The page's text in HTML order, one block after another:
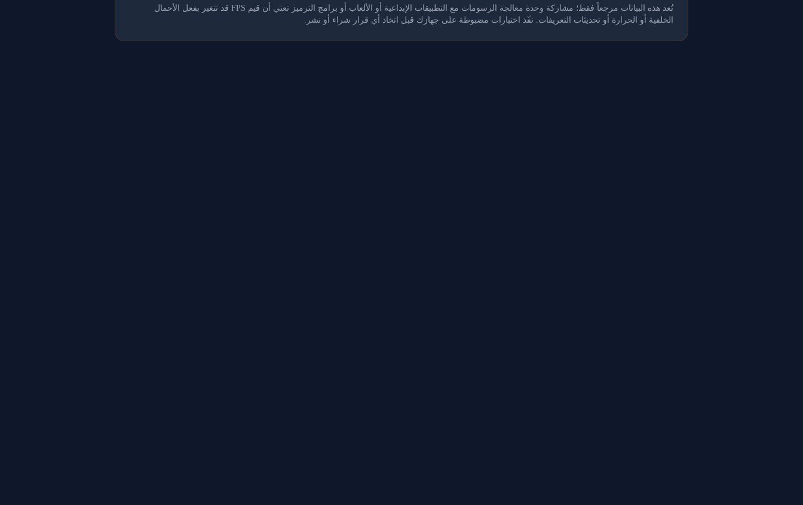
تُعد هذه البيانات مرجعاً فقط؛ مشاركة وحدة معالجة الرسومات مع التطبيقات الإبداعية أو الألعاب أو برامج الترميز تعني أن قيم FPS قد تتغير بفعل الأحمال
الخلفية أو الحرارة أو تحديثات التعريفات. نفّذ اختبارات مضبوطة على جهازك قبل اتخاذ أي قرار شراء أو نشر.